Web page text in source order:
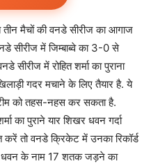
तीन मैचों की वनडे सीरीज का आगाज
सीरीज में जिम्बाब्वे का 3-0 से
सीरीज में रोहित शर्मा का पुराना
गदर मचाने के लिए तैयार है. ये
को तहस-नहस कर सकता है.
का पुराने यार शिखर धवन गर्दा
तो वनडे क्रिकेट में उनका रिकॉर्ड
के नाम 17 शतक जड़ने का